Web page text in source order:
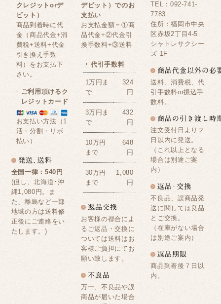
クレジットorデ
ビット）
商品到着時に代
金（商品代金+消
費税+送料+代金
引き換え手数
料）をお支払下
さい。
ご利用頂けるク
レジットカード
お支払い方法（1
活・分割・リボ
払い）
全国一律：540円
(但し、北海道･沖
縄1,080円。ま
た、離島など一部
地域の方は送料修
正後にご連絡をい
たします。)
デビット）でのお
支払い
お支払金額＝①商
品代金+②代金引
換手数料+③送料
代引手数料
1万円ま
で
324
円
3万円ま
で
432
円
10万円
まで
648
円
30万円
まで
1,080
円
お客様の都合によ
るご返品・交換に
ついては送料はお
客様ご負担にてお
願い致します。
万一、不良品や誤
商品が届いた場合
TEL：092-741-
7783
住所：福岡市中央
区赤坂2丁目4-5
シャトレサクシー
ズ 1F
送料、消費税、代
引手数料or振込手
数料。
注文受付日より２
日以内に発送。
（これ以上となる
場合は別途ご案
内）
不良品、誤商品発
送に関しては良品
とご交換。
（在庫がない場合
は別途ご案内）
商品到着後７日以
内。